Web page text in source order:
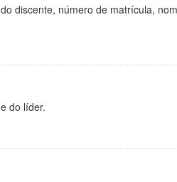
discente, número de matrícula,
do líder.